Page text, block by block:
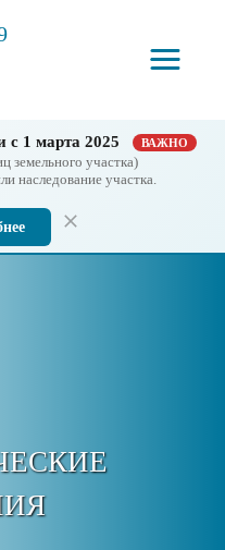
1 марта 2025 ВАЖНО
земельного участка)
наследование участка.